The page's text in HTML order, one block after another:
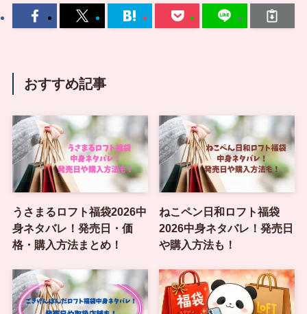
おすすめ記事
うさまるロフト福袋2026中
身ネタバレ！発売日・価
格・購入方法まとめ！
ねこペン日和ロフト福袋
2026中身ネタバレ！発売日
や購入方法も！